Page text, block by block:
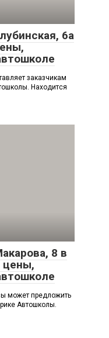
6а
заказчикам
Находится
8 в
цены,
может предложить
Автошколы.